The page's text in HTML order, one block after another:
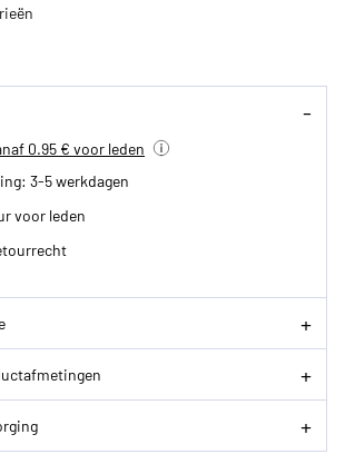
0.95 € voor leden
3-5 werkdagen
voor leden